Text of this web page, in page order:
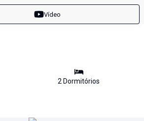
Vídeo
2 Dormitórios